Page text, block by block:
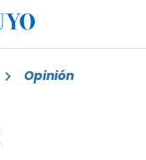
Opinión